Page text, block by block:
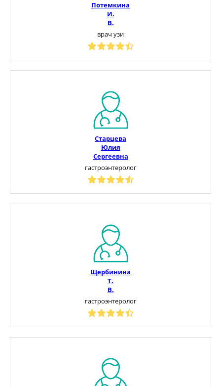
Потемкина
И.
В.
врач узи
Старцева
Юлия
Сергеевна
гастроэнтеролог
Щербинина
Т.
В.
гастроэнтеролог